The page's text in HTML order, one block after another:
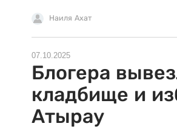
Наиля Ахат
07.10.2025
Блогера
кладбище и
Атырау